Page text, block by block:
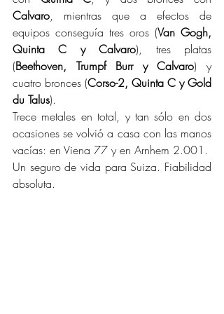
Calvaro, mientras que a efectos de
equipos conseguía tres oros (Van Gogh,
Quinta C y Calvaro), tres platas
(Beethoven, Trumpf Burr y Calvaro) y
cuatro bronces (Corso-2, Quinta C y Gold
du Talus).
Trece metales en total, y tan sólo en dos
ocasiones se volvió a casa con las manos
vacías: en Viena 77 y en Arnhem 2.001.
Un seguro de vida para Suiza. Fiabilidad
absoluta.